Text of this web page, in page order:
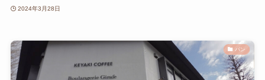
2024年3月28日
パン